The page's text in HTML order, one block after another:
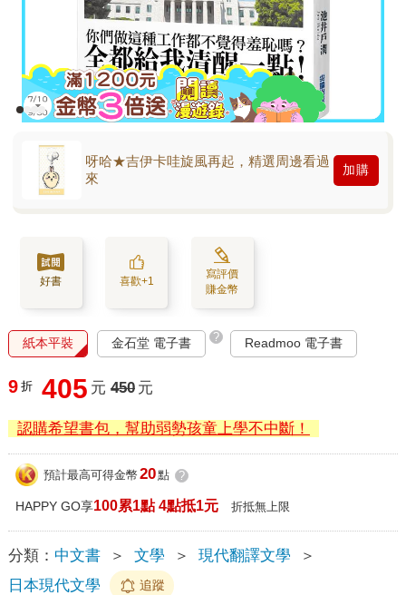
呀哈★吉伊卡哇旋風再起，精選周邊看過
來
加購
好書 喜歡+1
寫評價
賺金幣
紙本平裝 金石堂 電子書 ? Readmoo 電子書
9 折 405 元 450 元
認購希望書包，幫助弱勢孩童上學不中斷！
預計最高可得金幣 20點 ?
HAPPY GO享100累1點 4點抵1元 折抵無上限
分類： 中文書 ＞ 文學 ＞ 現代翻譯文學
＞
日本現代文學
追蹤